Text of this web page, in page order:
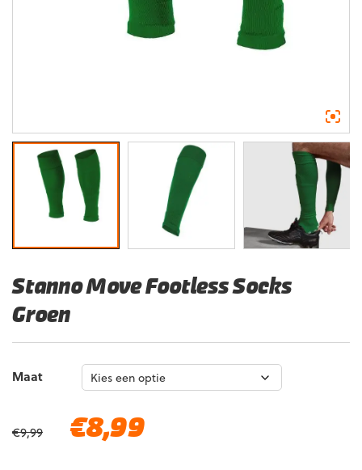
Stanno Move Footless Socks
Groen
Maat
€9,99
Oorspronkelijke
€8,99